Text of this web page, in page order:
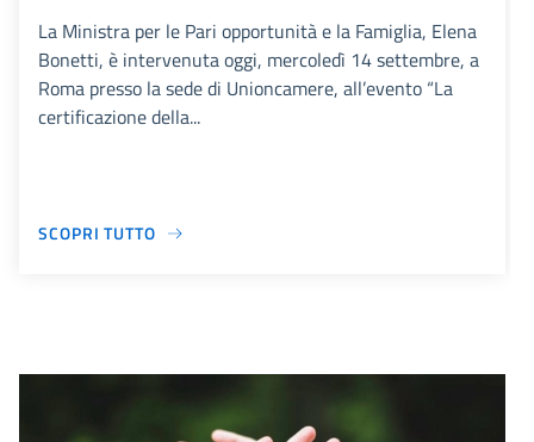
La Ministra per le Pari opportunità e la Famiglia, Elena
Bonetti, è intervenuta oggi, mercoledì 14 settembre, a
Roma presso la sede di Unioncamere, all’evento “La
certificazione della...
SCOPRI TUTTO